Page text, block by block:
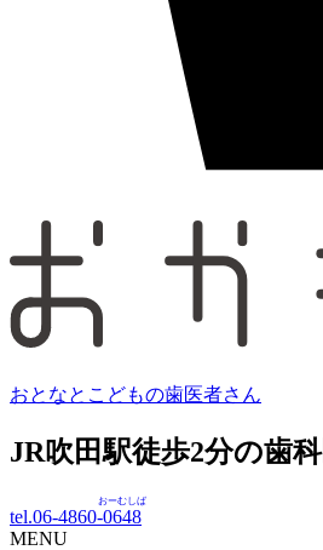
おとなとこどもの歯医者さん
JR吹田駅徒歩2分の歯
tel.06-4860-0648
おーむしば
MENU